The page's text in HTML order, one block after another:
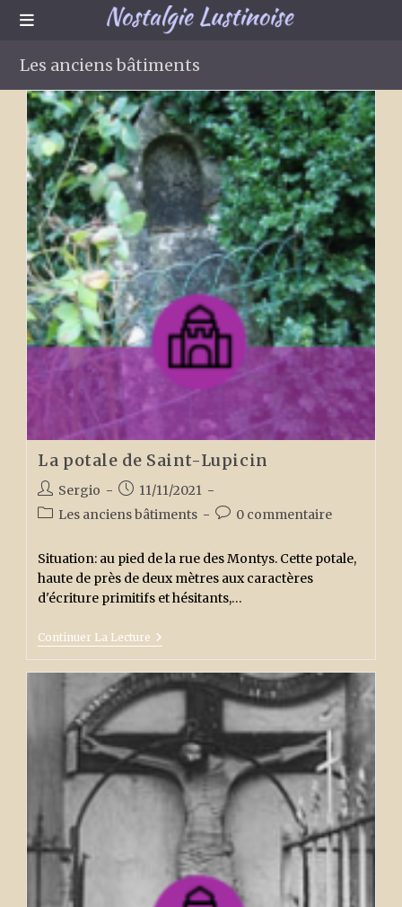
Skip
Les anciens bâtiments
La potale de Saint-Lupicin
Auteur/autrice
de
Sergio
Publication
publiée :
11/11/2021
PostLes anciens bâtiments
Commentaires
publication :
0 commentaire
Situation: au pied de la rue des Montys. Cette potale,
haute de près de deux mètres aux caractères
d'écriture primitifs et hésitants,…
Continuer La Lecture La
Potale
Saint-
Lupicin